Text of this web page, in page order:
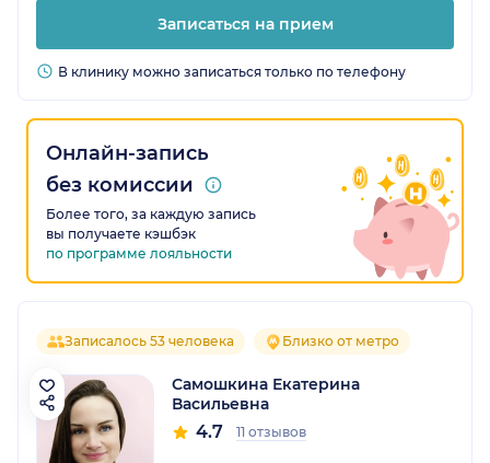
Записаться на прием
В клинику можно записаться только по телефону
Онлайн-запись
без комиссии
Более того, за каждую запись
вы получаете кэшбэк
по программе лояльности
Записалось 53 человека Близко от метро
Самошкина Екатерина
Васильевна
4.7 11 отзывов